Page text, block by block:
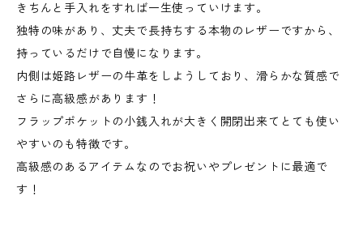
きちんと手入れをすれば一生使っていけます。
独特の味があり、丈夫で長持ちする本物のレザーですから、
持っているだけで自慢になります。
内側は姫路レザーの牛革をしようしており、滑らかな質感で
さらに高級感があります！
フラップポケットの小銭入れが大きく開閉出来てとても使い
やすいのも特徴です。
高級感のあるアイテムなのでお祝いやプレゼントに最適で
す！